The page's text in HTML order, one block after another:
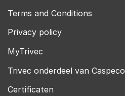
Terms and Conditions
Privacy policy
MyTrivec
Trivec onderdeel van Caspeco
Certificaten